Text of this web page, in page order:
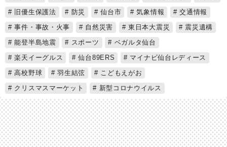
旧優生保護法
防災 仙台市 気象情報
交通情報
事件・事故・火事
自然災害 東日本大震災
震災遺構
能登半島地震
スポーツ
ベガルタ仙台
楽天イーグルス
仙台89ERS
マイナビ仙台レディース
高校野球
羽生結弦
こどもえがお
クリスマスマーケット
新型コロナウイルス